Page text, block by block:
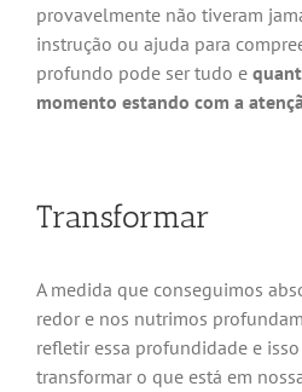
provavelmente não tiveram
instrução ou ajuda para
profundo pode ser tudo e
momento estando com a
Transformar
A medida que conseguimos
redor e nos nutrimos
refletir essa profundidade e
transformar o que está em